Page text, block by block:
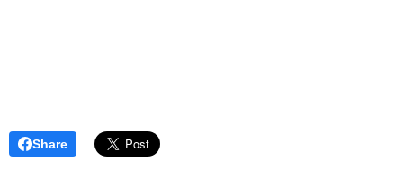
Share